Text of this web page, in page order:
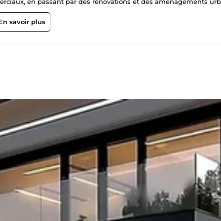
de comprendre les besoins uniques de chaque client,
fonctionnalité et durabilité. Je maîtrise les outils de
ce qui me permet de visualiser et de présenter mes
savoir plus